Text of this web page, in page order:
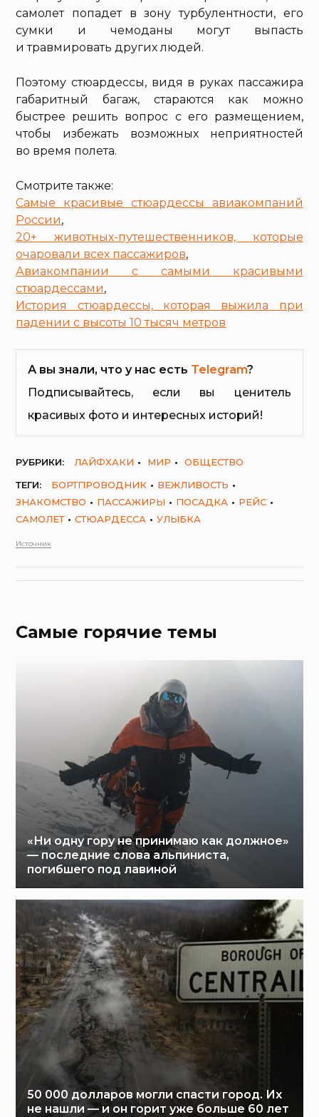
самолет попадет в зону турбулентности, его
сумки и чемоданы могут выпасть
и травмировать других людей.
Поэтому стюардессы, видя в руках пассажира
габаритный багаж, стараются как можно
быстрее решить вопрос с его размещением,
чтобы избежать возможных неприятностей
во время полета.
Смотрите также:
Самые красивые стюардессы авиакомпаний
России,
20+ животных-путешественников, которые
очаровали всех пассажиров,
Авиакомпании с самыми красивыми
стюардессами,
История стюардессы, которая выжила при
падении с высоты 10 тысяч метров
А вы знали, что у нас есть Telegram?
Подписывайтесь, если вы ценитель
красивых фото и интересных историй!
РУБРИКИ: ЛАЙФХАКИ МИР
ОБЩЕСТВО
ТЕГИ:
БОРТПРОВОДНИК
ВЕЖЛИВОСТЬ
ЗНАКОМСТВО
ПАССАЖИРЫ ПОСАДКА
РЕЙС
САМОЛЕТ
СТЮАРДЕССА УЛЫБКА
Источник
Самые горячие темы
«Ни одну гору не принимаю как должное»
— последние слова альпиниста,
погибшего под лавиной
50 000 долларов могли спасти город. Их
не нашли — и он горит уже больше 60 лет